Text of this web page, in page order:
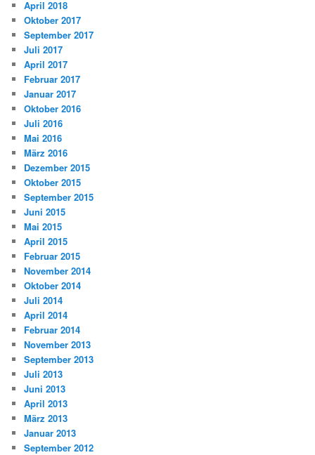
April 2018
Oktober 2017
September 2017
Juli 2017
April 2017
Februar 2017
Januar 2017
Oktober 2016
Juli 2016
Mai 2016
März 2016
Dezember 2015
Oktober 2015
September 2015
Juni 2015
Mai 2015
April 2015
Februar 2015
November 2014
Oktober 2014
Juli 2014
April 2014
Februar 2014
November 2013
September 2013
Juli 2013
Juni 2013
April 2013
März 2013
Januar 2013
September 2012